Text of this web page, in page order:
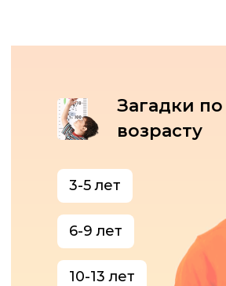
Загадки по
возрасту
3-5 лет
6-9 лет
10-13 лет